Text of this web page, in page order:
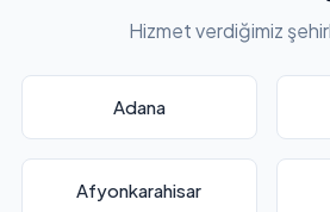
Hizmet verdiğimiz
Adana
Afyonkarahisar